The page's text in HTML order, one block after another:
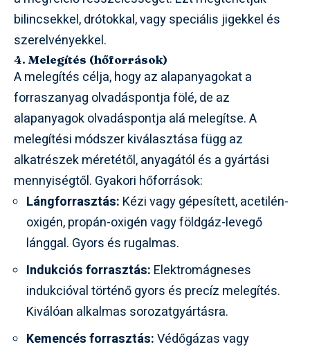
bilincsekkel, drótokkal, vagy speciális jigekkel és
szerelvényekkel.
4. Melegítés (hőforrások)
A melegítés célja, hogy az alapanyagokat a
forraszanyag olvadáspontja fölé, de az
alapanyagok olvadáspontja alá melegítse. A
melegítési módszer kiválasztása függ az
alkatrészek méretétől, anyagától és a gyártási
mennyiségtől. Gyakori hőforrások:
Lángforrasztás: Kézi vagy gépesített, acetilén-
oxigén, propán-oxigén vagy földgáz-levegő
lánggal. Gyors és rugalmas.
Indukciós forrasztás: Elektromágneses
indukcióval történő gyors és precíz melegítés.
Kiválóan alkalmas sorozatgyártásra.
Kemencés forrasztás:Védőgázas vagy